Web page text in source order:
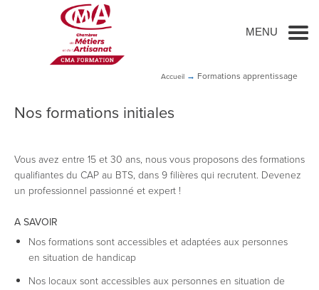
Go to main content
MENU
Accueil → Formations apprentissage
Nos formations initiales
Vous avez entre 15 et 30 ans, nous vous proposons des formations
qualifiantes du CAP au BTS, dans 9 filières qui recrutent. Devenez
un professionnel passionné et expert !
A SAVOIR
Nos formations sont accessibles et adaptées aux personnes
en situation de handicap
Nos locaux sont accessibles aux personnes en situation de